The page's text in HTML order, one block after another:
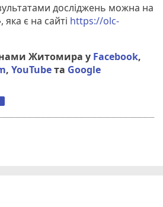
досліджень можна на
яка є на сайті https://olc-
Житомира у Facebook,
, YouTubeта Google